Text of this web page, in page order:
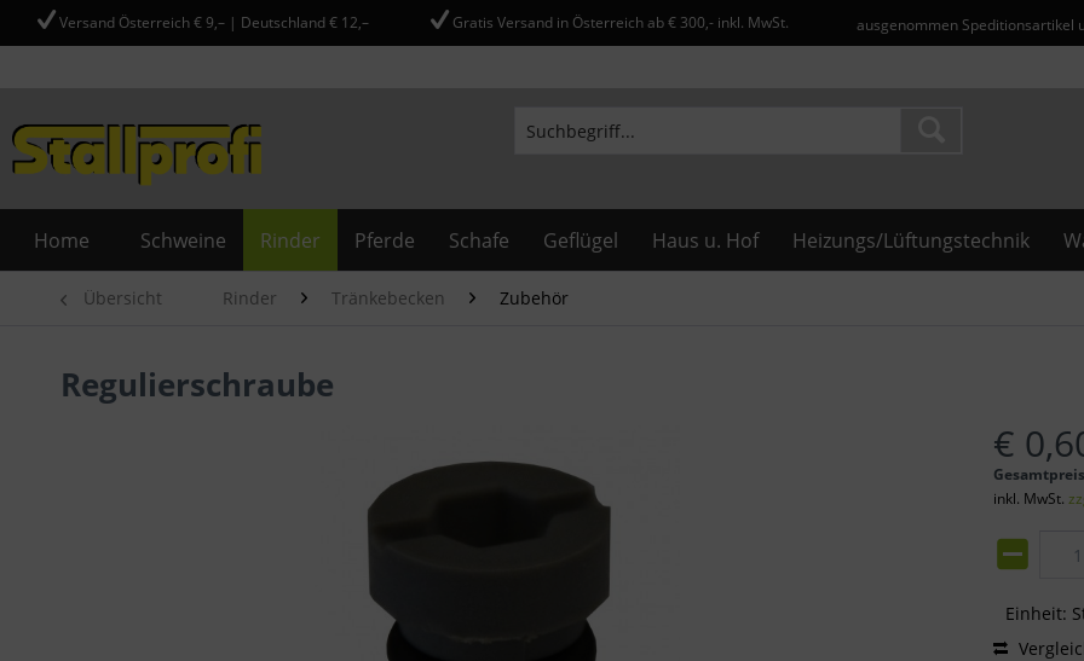
Versand Österreich € 9,– | Deutschland € 12,– Gratis Versand in Österreich ab € 300,- inkl. MwSt. ausgenommen Speditionsartikel
Home Schweine Rinder Pferde Schafe Geflügel Haus u. Hof Heizungs/Lüftungstechnik
Übersicht Rinder Tränkebecken Zubehör
Regulierschraube
€
inkl. MwSt.
Einheit: